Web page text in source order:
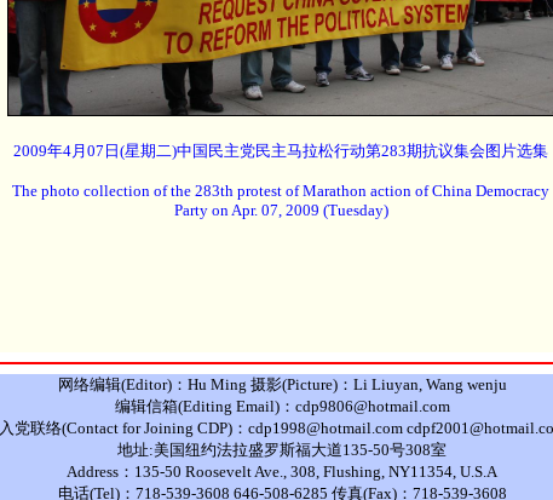
2009年4月07日(星期二)中国民主党民主马拉松行动第283期抗议集会图片选集
The photo collection of the 283th protest of Marathon action of China Democracy
Party on Apr. 07, 2009 (Tuesday)
网络编辑(Editor)：Hu Ming 摄影(Picture)：Li Liuyan, Wang wenju
编辑信箱(Editing Email)：cdp9806@hotmail.com
入党联络(Contact for Joining CDP)：cdp1998@hotmail.com
地址:美国纽约法拉盛罗斯福大道135-50号308室
Address：135-50 Roosevelt Ave., 308, Flushing, NY11354, U.S.A
电话(Tel)：718-539-3608 646-508-6285 传真(Fax)：718-539-3608